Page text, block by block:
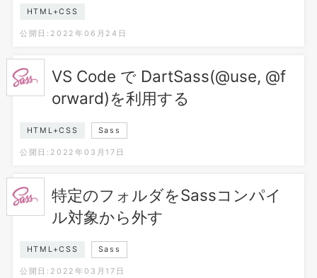
HTML+CSS
公開日:2022年06月24日
VS Code で DartSass(@use, @f
orward)を利用する
HTML+CSS Sass
公開日:2022年03月17日
特定のフォルダをSassコンパイ
ル対象から外す
HTML+CSS Sass
公開日:2022年03月17日